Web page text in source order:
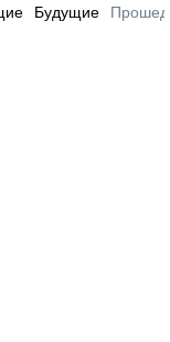
Будущие